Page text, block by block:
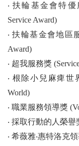
二、地區活動報導
榮耀傳承，翻轉扶輪
扶輪友誼交換：以友
3482地區第九屆年會盛
國際扶輪3510地區第
‧ 扶輪基金會特優
Service Award)
‧ 扶輪基金會地區服
Award)
‧ 超我服務獎
‧ 根除小兒麻痺世
World)
‧ 職業服務領導獎
‧ 採取行動的人榮譽
‧ 希薇雅‧惠特洛克